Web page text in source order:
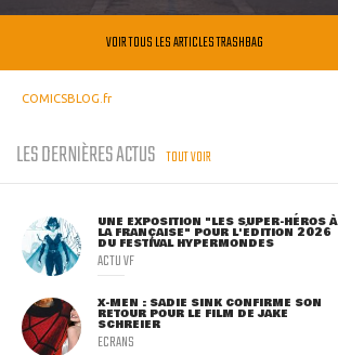
VOIR TOUS LES ARTICLES TRASHBAG
COMICSBLOG.fr
LES DERNIÈRES ACTUS TOUT VOIR
UNE EXPOSITION "LES SUPER-HÉROS À
LA FRANÇAISE" POUR L'ÉDITION 2026
DU FESTIVAL HYPERMONDES
ACTU VF
X-MEN : SADIE SINK CONFIRME SON
RETOUR POUR LE FILM DE JAKE
SCHREIER
ECRANS